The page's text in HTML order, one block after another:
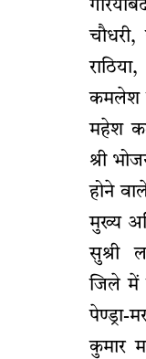
कमलेश
महेश
श्री
होने
मुख्य
सुश्री
जिले में
कुमार